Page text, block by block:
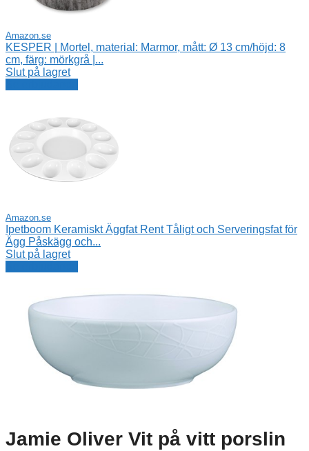
Amazon.se
KESPER | Mortel, material: Marmor, mått: Ø 13 cm/höjd: 8
cm, färg: mörkgrå |...
Slut på lagret
Amazon.se
Ipetboom Keramiskt Äggfat Rent Tåligt och Serveringsfat för
Ägg Påskägg och...
Slut på lagret
Jamie Oliver Vit på vitt porslin